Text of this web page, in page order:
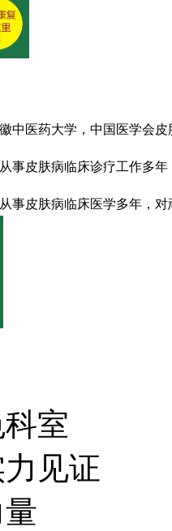
中医药大学，中国医学会
事皮肤病临床诊疗工作多
事皮肤病临床医学多年，
室
见证